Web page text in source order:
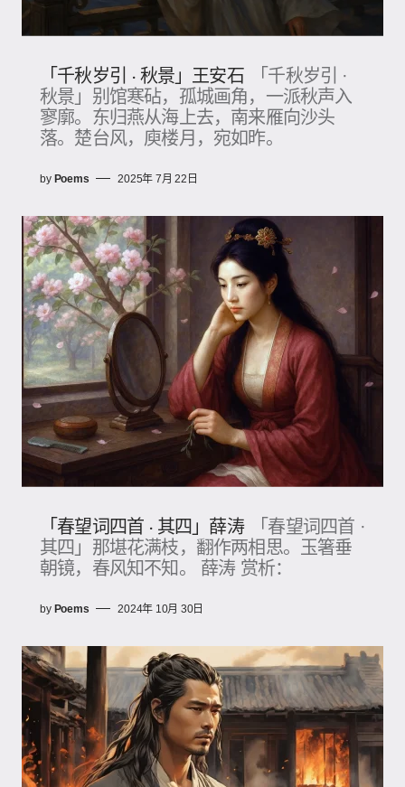
「千秋岁引 · 秋景」王安石
「千秋岁引 ·
秋景」别馆寒砧，孤城画角，一派秋声入
寥廓。东归燕从海上去，南来雁向沙头
落。楚台风，庾楼月，宛如昨。
by Poems 2025年 7月 22日
「春望词四首 · 其四」薛涛
「春望词四首 ·
其四」那堪花满枝，翻作两相思。玉箸垂
朝镜，春风知不知。 薛涛 赏析：
by Poems 2024年 10月 30日